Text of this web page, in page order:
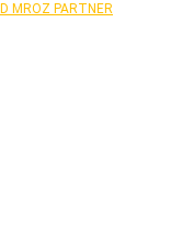
MROZ PARTNER